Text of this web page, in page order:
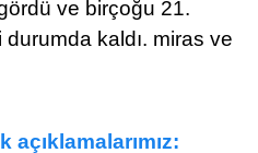
ve birçoğu 21.
kaldı. miras ve